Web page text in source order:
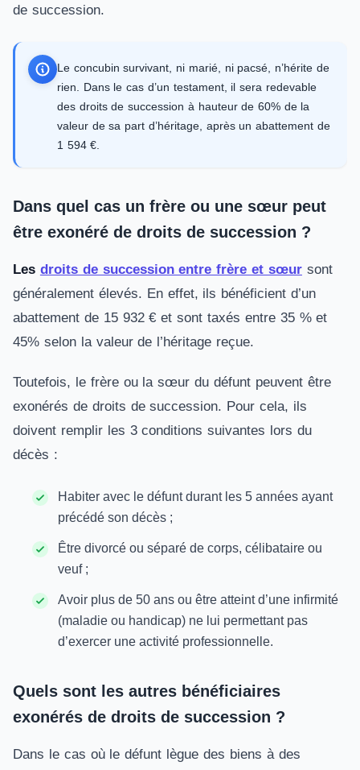
de succession.
Le concubin survivant, ni marié, ni pacsé, n’hérite de
rien. Dans le cas d’un testament, il sera redevable
des droits de succession à hauteur de 60% de la
valeur de sa part d’héritage, après un abattement de
1 594 €.
Dans quel cas un frère ou une sœur peut
être exonéré de droits de succession ?
Les droits de succession entre frère et sœur sont
généralement élevés. En effet, ils bénéficient d’un
abattement de 15 932 € et sont taxés entre 35 % et
45% selon la valeur de l’héritage reçue.
Toutefois, le frère ou la sœur du défunt peuvent être
exonérés de droits de succession. Pour cela, ils
doivent remplir les 3 conditions suivantes lors du
décès :
Habiter avec le défunt durant les 5 années ayant
précédé son décès ;
Être divorcé ou séparé de corps, célibataire ou
veuf ;
Avoir plus de 50 ans ou être atteint d’une infirmité
(maladie ou handicap) ne lui permettant pas
d’exercer une activité professionnelle.
Quels sont les autres bénéficiaires
exonérés de droits de succession ?
Dans le cas où le défunt lègue des biens à des